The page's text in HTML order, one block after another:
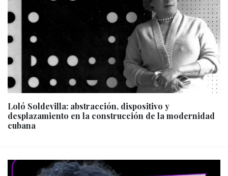
Loló Soldevilla: abstracción, dispositivo y
desplazamiento en la construcción de la modernidad
cubana